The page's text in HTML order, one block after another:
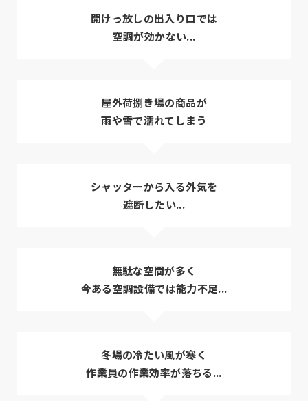
開けっ放しの出入り口では
空調が効かない...
屋外荷捌き場の商品が
雨や雪で濡れてしまう
シャッターから入る外気を
遮断したい...
無駄な空間が多く
今ある空調設備では能力不足...
冬場の冷たい風が寒く
作業員の作業効率が落ちる...